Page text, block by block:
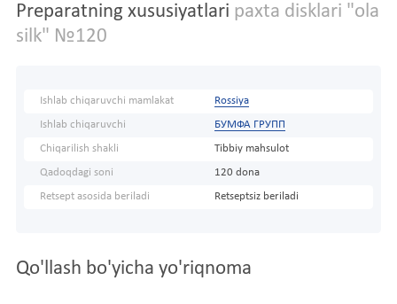
Preparatning xususiyatlari paxta disklari "ola
silk" №120
Ishlab chiqaruvchi mamlakat Rossiya
Ishlab chiqaruvchi БУМФА ГРУПП
Chiqarilish shakli Tibbiy mahsulot
Qadoqdagi soni 120 dona
Retsept asosida beriladi Retseptsiz beriladi
Qo'llash bo'yicha yo'riqnoma